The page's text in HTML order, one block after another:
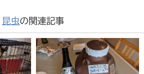
昆虫の関連記事